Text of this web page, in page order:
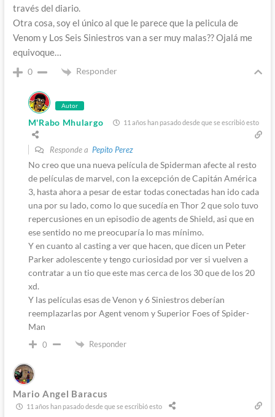
través del diario.
Otra cosa, soy el único al que le parece que la pelicula de
Venom y Los Seis Siniestros van a ser muy malas?? Ojalá me
equivoque…
0 Responder
Autor
M'Rabo Mhulargo 11 años han pasado desde que se escribió esto
Responde a Pepito Perez
No creo que una nueva película de Spiderman afecte al resto
de películas de marvel, con la excepción de Capitán América
3, hasta ahora a pesar de estar todas conectadas han ido cada
una por su lado, como lo que sucedía en Thor 2 que solo tuvo
repercusiones en un episodio de agents de Shield, asi que en
ese sentido no me preocuparía lo mas mínimo.
Y en cuanto al casting a ver que hacen, que dicen un Peter
Parker adolescente y tengo curiosidad por ver si vuelven a
contratar a un tio que este mas cerca de los 30 que de los 20
xd.
Y las películas esas de Venon y 6 Siniestros deberían
reemplazarlas por Agent venom y Superior Foes of Spider-
Man
0 Responder
Mario Angel Baracus
11 años han pasado desde que se escribió esto